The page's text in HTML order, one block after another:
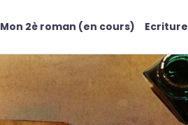
Mon 2è roman (en cours) Ecriture